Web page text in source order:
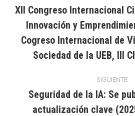
entre
entradas
XII Congreso Internacional
Innovación y
Cogreso Internacional de
Sociedad de la UEB, III
SIGUIENTE
Seguridad de la IA: Se
actualización clave